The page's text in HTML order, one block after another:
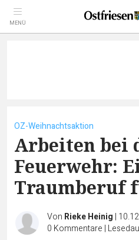
MENÜ
OZ-Weihnachtsaktion
Arbeiten bei
Feuerwehr:
Traumberuf
Von Rieke Heinig |
0 Kommentare |